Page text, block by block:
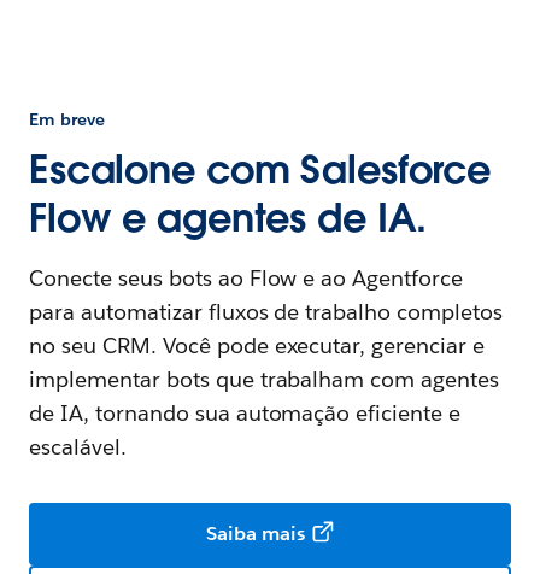
Em breve
Escalone com Salesforce
Flow e agentes de IA.
Conecte seus bots ao Flow e ao Agentforce
para automatizar fluxos de trabalho completos
no seu CRM. Você pode executar, gerenciar e
implementar bots que trabalham com agentes
de IA, tornando sua automação eficiente e
escalável.
Saiba mais